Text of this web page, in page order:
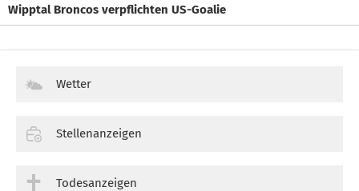
Wipptal Broncos verpflichten US-Goalie
Wetter
Stellenanzeigen
Todesanzeigen